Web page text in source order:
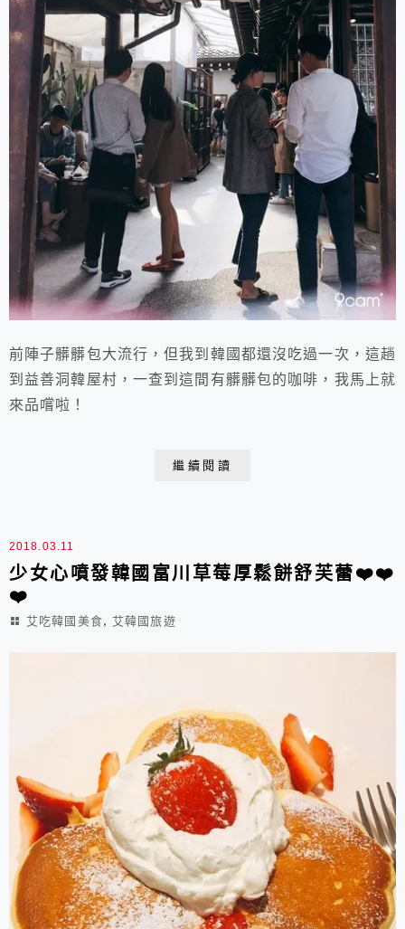
前陣子髒髒包大流行，但我到韓國都還沒吃過一次，這趟
到益善洞韓屋村，一查到這間有髒髒包的咖啡，我馬上就
來品嚐啦！
繼續閱讀
2018.03.11
少女心噴發韓國富川草莓厚鬆餅舒芙蕾❤️❤️
❤️
艾吃韓國美食,艾韓國旅遊